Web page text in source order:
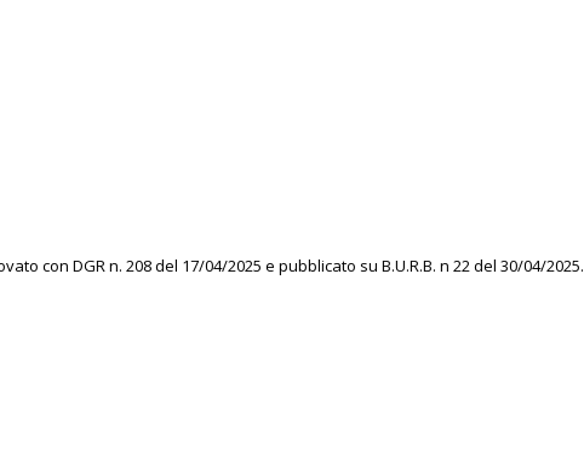
con DGR n. 208 del 17/04/2025 e pubblicato su B.U.R.B. n 22 del 30/04/2025.